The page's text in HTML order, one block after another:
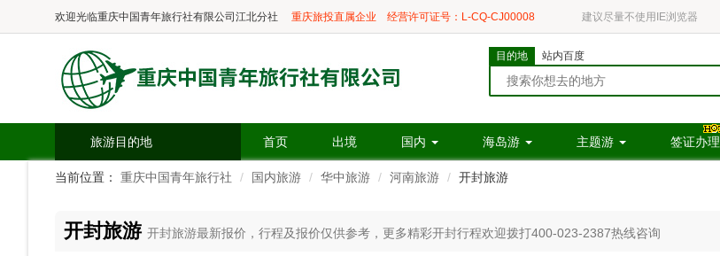
欢迎光临重庆中国青年旅行社有限公司江北分社 重庆旅投直属企业 经营许可证号：L-CQ-CJ00008 建议尽量不使用IE浏览器
目的地 站内百度
旅游目的地 首页 出境 国内 海岛游 主题游 签证办理
当前位置： 重庆中国青年旅行社 国内旅游 华中旅游 河南旅游 开封旅游
开封旅游 开封旅游最新报价，行程及报价仅供参考，更多精彩开封行程欢迎拨打400-023-2387热线咨询